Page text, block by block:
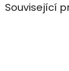
Související